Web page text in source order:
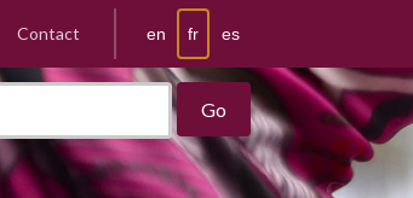
en fr es
Contact